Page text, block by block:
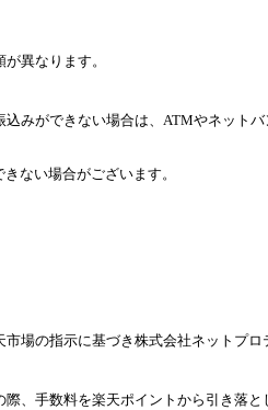
異なります。
みができない場合は、ATMやネットバ
ない場合がございます。
場の指示に基づき株式会社ネットプ
、手数料を楽天ポイントから引き落と